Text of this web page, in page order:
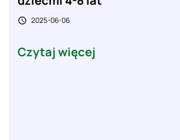
 2025-06-06
Czytaj więcej